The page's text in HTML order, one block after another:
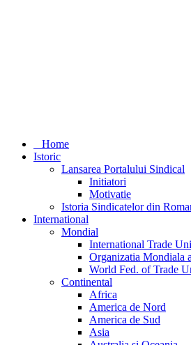
Home
Istoric
Lansarea Portalului Sindical
Initiatori
Motivatie
Istoria Sindicatelor din
International
Mondial
International Trade
Organizatia Mondiala
World Fed. of Trade
Continental
Africa
America de Nord
America de Sud
Asia